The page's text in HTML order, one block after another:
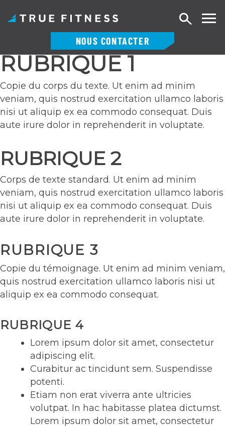
Skip
to
content
NOUS CONTACTER
RUBRIQUE 1
Copie du corps du texte. Ut enim ad minim
veniam, quis nostrud exercitation ullamco laboris
nisi ut aliquip ex ea commodo consequat. Duis
aute irure dolor in reprehenderit in voluptate.
RUBRIQUE 2
Corps de texte standard. Ut enim ad minim
veniam, quis nostrud exercitation ullamco laboris
nisi ut aliquip ex ea commodo consequat. Duis
aute irure dolor in reprehenderit in voluptate.
RUBRIQUE 3
Copie du témoignage. Ut enim ad minim veniam,
quis nostrud exercitation ullamco laboris nisi ut
aliquip ex ea commodo consequat.
RUBRIQUE 4
Lorem ipsum dolor sit amet, consectetur
adipiscing elit.
Curabitur ac tincidunt sem. Suspendisse
potenti.
Etiam non erat viverra ante ultricies
volutpat. In hac habitasse platea dictumst.
Lorem ipsum dolor sit amet, consectetur